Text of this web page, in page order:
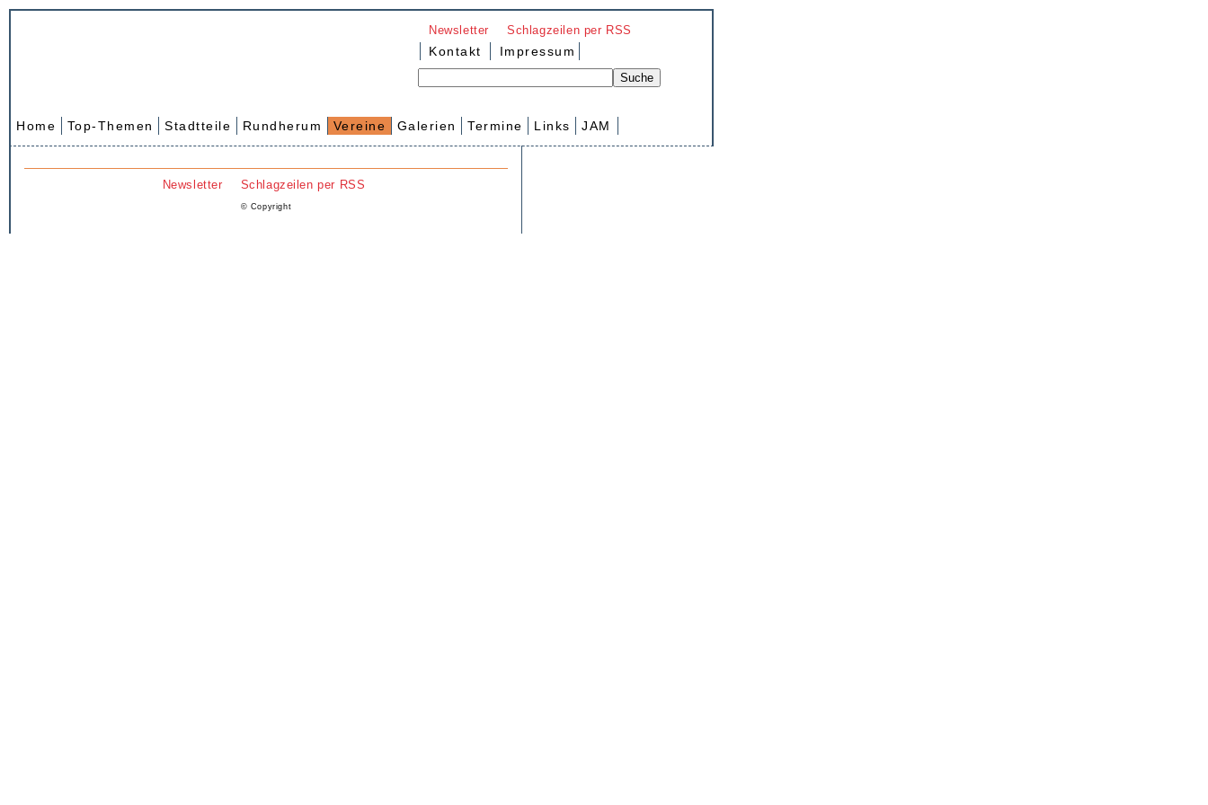
Newsletter Schlagzeilen per RSS
Kontakt Impressum
Home Top-Themen Stadtteile Rundherum Vereine Galerien Termine Links JAM
Newsletter Schlagzeilen per RSS
© Copyright